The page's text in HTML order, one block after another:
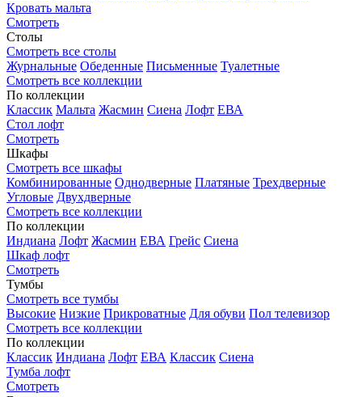
Кровать мальта
Смотреть
Столы
Смотреть все столы
Журнальные Обеденные Письменные Туалетные
Смотреть все коллекции
По коллекции
Классик Мальта Жасмин Сиена Лофт ЕВА
Стол лофт
Смотреть
Шкафы
Смотреть все шкафы
Комбинированные Однодверные Платяные Трехдверные
Угловые Двухдверные
Смотреть все коллекции
По коллекции
Индиана Лофт Жасмин ЕВА Грейс Сиена
Шкаф лофт
Смотреть
Тумбы
Смотреть все тумбы
Высокие Низкие Прикроватные Для обуви Пол телевизор
Смотреть все коллекции
По коллекции
Классик Индиана Лофт ЕВА Классик Сиена
Тумба лофт
Смотреть